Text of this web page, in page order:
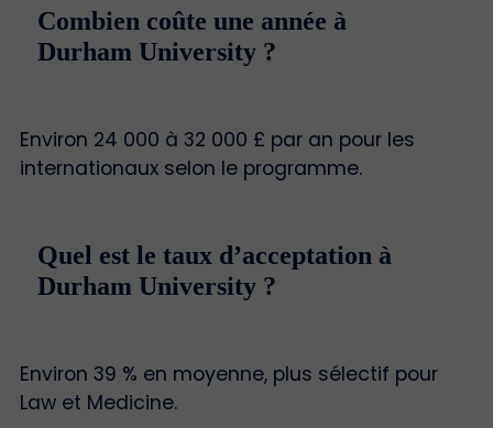
Combien coûte une année à
Durham University ?
Environ 24 000 à 32 000 £ par an pour les
internationaux selon le programme.
Quel est le taux d’acceptation à
Durham University ?
Environ 39 % en moyenne, plus sélectif pour
Law et Medicine.